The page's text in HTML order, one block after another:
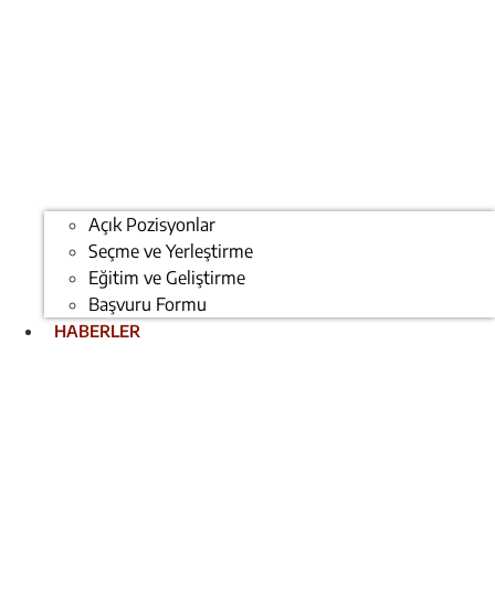
Açık Pozisyonlar
Seçme ve Yerleştirme
Eğitim ve Geliştirme
Başvuru Formu
HABERLER